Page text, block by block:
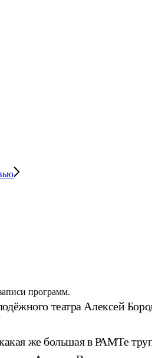
программ.
театра Алексей
же большая в РАМТе